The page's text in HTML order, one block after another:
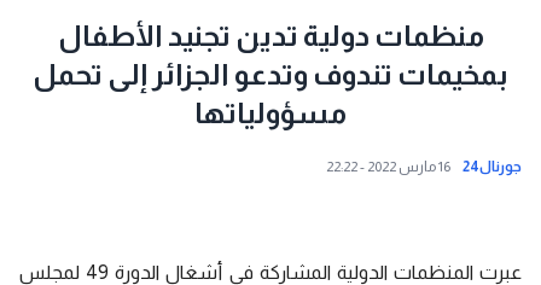
منظمات دولية تدين تجنيد الأطفال
بمخيمات تندوف وتدعو الجزائر إلى تحمل
مسؤولياتها
جورنال24 16 مارس 2022 - 22:22
عبرت المنظمات الدولية المشاركة في أشغال الدورة 49 لمجلس